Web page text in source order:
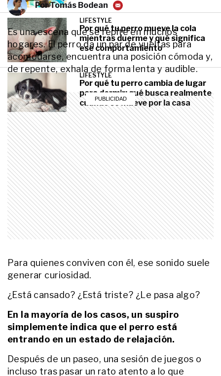
PorTomás Bodean
Es una escena que se repite en muchos
hogares. El perro da un par de vueltas para
acomodarse, encuentra una posición cómoda y,
de repente, exhala de forma lenta y audible.
Para quienes conviven con él, ese sonido suele
generar curiosidad.
¿Está cansado? ¿Está triste? ¿Le pasa algo?
En la mayoría de los casos, un suspiro
simplemente indica que el perro está
entrando en un estado de relajación.
Después de un paseo, una sesión de juegos o
incluso tras pasar un rato atento a lo que
LIFESTYLE
Por qué tu perro mueve la cola
mientras duerme y qué significa
ese comportamiento
LIFESTYLE
Por qué tu perro cambia de lugar
para dormir: qué busca realmente
cuando se mueve por la casa
LIFESTYLE
Por qué algunos perros apoyan
todo su peso sobre vos cuando se
sientan
LIFESTYLE
Por qué tu perro se sacude
aunque no esté mojado y qué
significa ese comportamiento
LIFESTYLE
varias veces sobre sí mismos
antes de acostarse
LIFESTYLE
La razón por la que tu perro te
espera aunque sepa que vas a
volver
Por qué algunos perros llevan
juguetes a la cama antes de